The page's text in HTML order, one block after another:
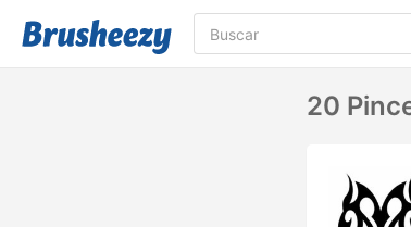
20